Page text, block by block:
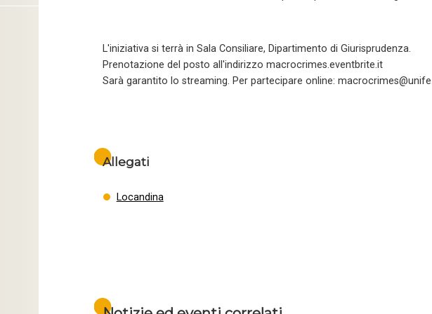
L'iniziativa si terrà in Sala Consiliare, Dipartimento di Giurisprudenza.
Prenotazione del posto all'indirizzo macrocrimes.eventbrite.it
Sarà garantito lo streaming. Per partecipare online:
Allegati
Locandina